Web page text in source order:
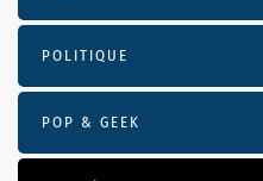
POLITIQUE
POP & GEEK